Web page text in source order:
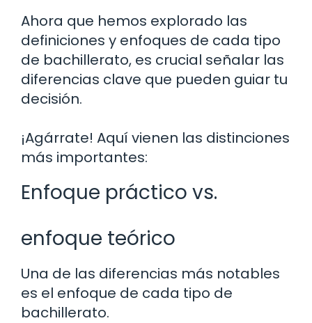
Ahora que hemos explorado las
definiciones y enfoques de cada tipo
de bachillerato, es crucial señalar las
diferencias clave que pueden guiar tu
decisión.
¡Agárrate! Aquí vienen las distinciones
más importantes:
Enfoque práctico vs.
enfoque teórico
Una de las diferencias más notables
es el enfoque de cada tipo de
bachillerato.